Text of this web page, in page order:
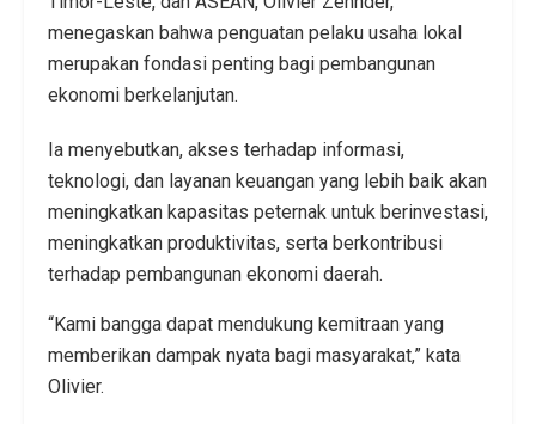
menegaskan bahwa penguatan pelaku usaha lokal
merupakan fondasi penting bagi pembangunan
ekonomi berkelanjutan.
Ia menyebutkan, akses terhadap informasi,
teknologi, dan layanan keuangan yang lebih baik akan
meningkatkan kapasitas peternak untuk berinvestasi,
meningkatkan produktivitas, serta berkontribusi
terhadap pembangunan ekonomi daerah.
“Kami bangga dapat mendukung kemitraan yang
memberikan dampak nyata bagi masyarakat,” kata
Olivier.